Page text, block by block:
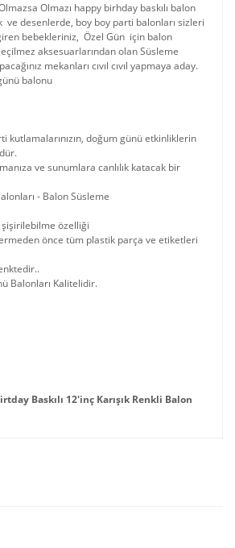
Olmazı happy birhday baskılı balon
desenlerde, boy boy parti balonları sizleri
bebekleriniz, Özel Gün için balon
aksesuarlarından olan Süsleme
mekanları cıvıl cıvıl yapmaya aday.
balonu
kutlamalarınızın, doğum günü etkinliklerin
ve sunumlara canlılık katacak bir
- Balon Süsleme
özelliği
önce tüm plastik parça ve etiketleri
Balonları Kalitelidir.
Baskılı 12'inç Karışık Renkli Balon